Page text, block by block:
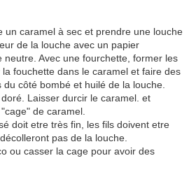
un caramel à sec et prendre une louche
de la louche avec un papier
neutre. Avec une fourchette, former les
fouchette dans le caramel et faire des
côté bombé et huilé de la louche.
Laisser durcir le caramel. et
de caramel.
doit etre très fin, les fils doivent etre
pas de la louche.
ou casser la cage pour avoir des